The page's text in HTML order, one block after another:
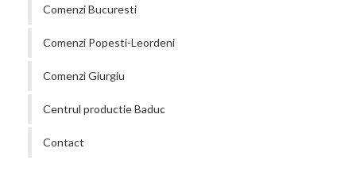
Comenzi Bucuresti
Comenzi Popesti-Leordeni
Comenzi Giurgiu
Centrul productie Baduc
Contact